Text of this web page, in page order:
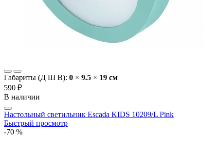
Габариты (Д Ш В): 0 × 9.5 × 19 cм
590 ₽
В наличии
Настольный светильник Escada KIDS 10209/L Pink
Быстрый просмотр
-70 %